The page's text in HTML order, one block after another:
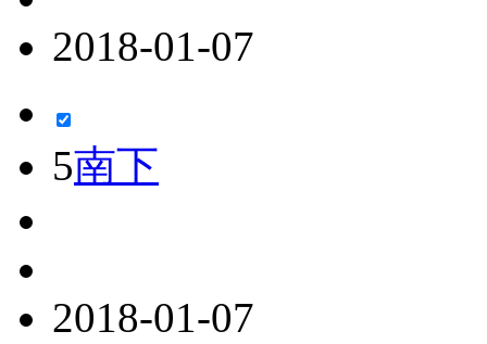
2018-01-07
5南下
2018-01-07